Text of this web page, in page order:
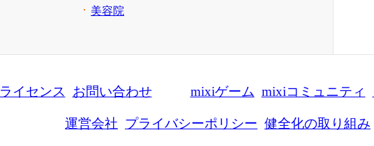
美容院
ライセンス お問い合わせ mixiゲーム mixiコミュニティ
運営会社 プライバシーポリシー 健全化の取り組み